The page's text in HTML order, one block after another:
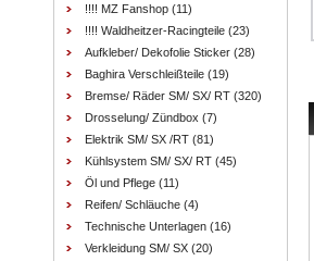
!!!! MZ Fanshop (11)
!!!! Waldheitzer-Racingteile (23)
Aufkleber/ Dekofolie Sticker (28)
Baghira Verschleißteile (19)
Bremse/ Räder SM/ SX/ RT (320)
Drosselung/ Zündbox (7)
Elektrik SM/ SX /RT (81)
Kühlsystem SM/ SX/ RT (45)
Öl und Pflege (11)
Reifen/ Schläuche (4)
Technische Unterlagen (16)
Verkleidung SM/ SX (20)